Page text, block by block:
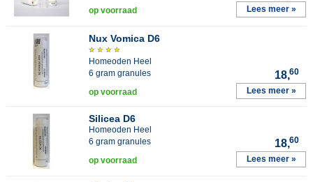
op voorraad Lees meer »
Nux Vomica D6
Homeoden Heel
6 gram granules
18,60
op voorraad Lees meer »
Silicea D6
Homeoden Heel
6 gram granules
18,60
op voorraad Lees meer »